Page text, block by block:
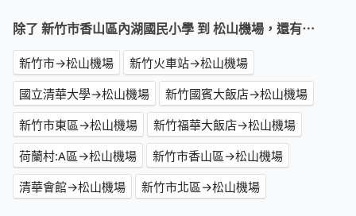
除了 新竹市香山區內湖國民小學 到 松山機場，還有⋯
新竹市→松山機場
新竹火車站→松山機場
國立清華大學→松山機場
新竹國賓大飯店→松山機場
新竹市東區→松山機場
新竹福華大飯店→松山機場
荷蘭村:A區→松山機場
新竹市香山區→松山機場
清華會館→松山機場
新竹市北區→松山機場